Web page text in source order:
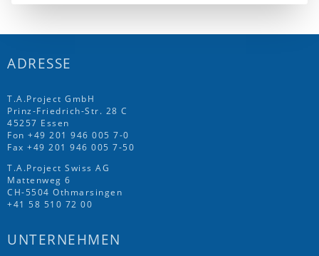
ADRESSE
T.A.Project GmbH
Prinz-Friedrich-Str. 28 C
45257 Essen
Fon +49 201 946 005 7-0
Fax +49 201 946 005 7-50
T.A.Project Swiss AG
Mattenweg 6
CH-5504 Othmarsingen
+41 58 510 72 00
UNTERNEHMEN